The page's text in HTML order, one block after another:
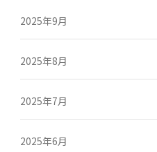
2025年9月
2025年8月
2025年7月
2025年6月